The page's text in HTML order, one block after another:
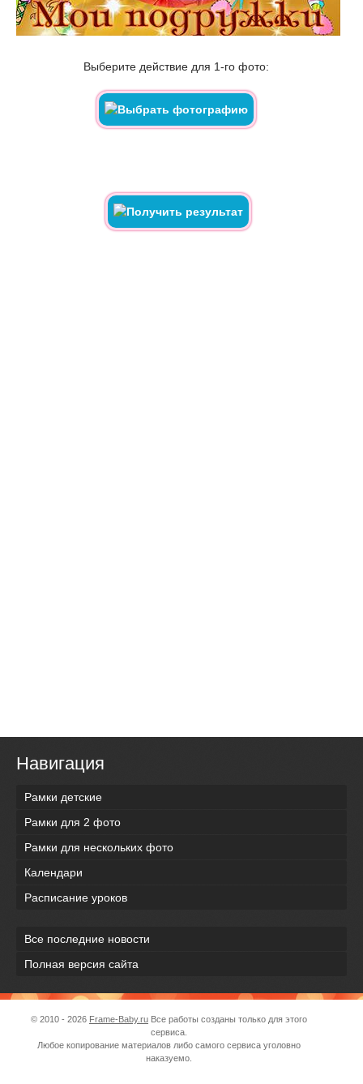
Выберите действие для 1-го фото:
Навигация
Рамки детские
Рамки для 2 фото
Рамки для нескольких фото
Календари
Расписание уроков
Все последние новости
Полная версия сайта
© 2010 - 2026 Frame-Baby.ru Все работы созданы только для этого
сервиса.
Любое копирование материалов либо самого сервиса уголовно
наказуемо.